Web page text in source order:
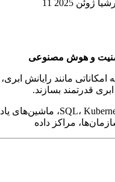
امنیت و هوش مصنوعی
قدرتمند بسازند.
مراکز داده